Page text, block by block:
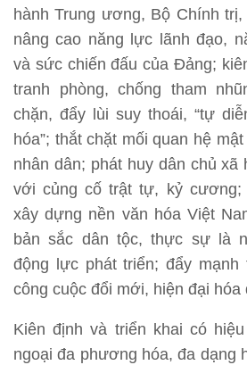
hành Trung ương, Bộ Chính
nâng cao năng lực lãnh đạo,
và sức chiến đấu của Đảng;
tranh phòng, chống tham
chặn, đẩy lùi suy thoái, “tự
hóa”; thắt chặt mối quan hệ
nhân dân; phát huy dân chủ xã
với củng cố trật tự, kỷ cương;
xây dựng nền văn hóa Việt
bản sắc dân tộc, thực sự là
động lực phát triển; đẩy mạnh
công cuộc đổi mới, hiện đại hóa
Kiên định và triển khai có
ngoại đa phương hóa, đa dạng